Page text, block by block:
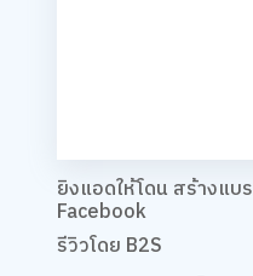
ยิงแอดให้โดน สร้างแบ
Facebook
รีวิวโดย B2S